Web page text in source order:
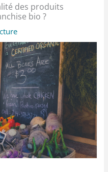
des produits
bio ?